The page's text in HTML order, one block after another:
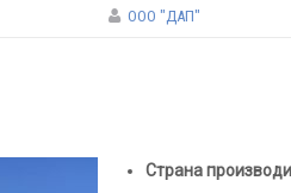
ООО "ДАП"
Страна